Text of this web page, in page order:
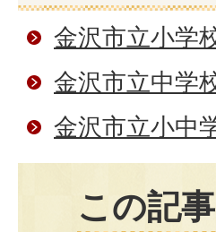
金沢市立小学
金沢市立中学
金沢市立小中
この記